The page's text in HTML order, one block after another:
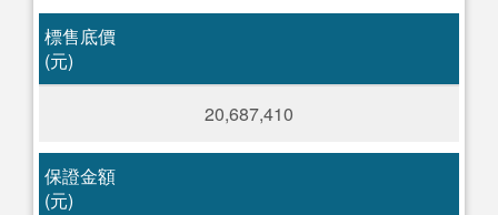
標售底價
(元)
20,687,410
保證金額
(元)